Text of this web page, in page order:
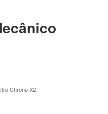
Chrono X2